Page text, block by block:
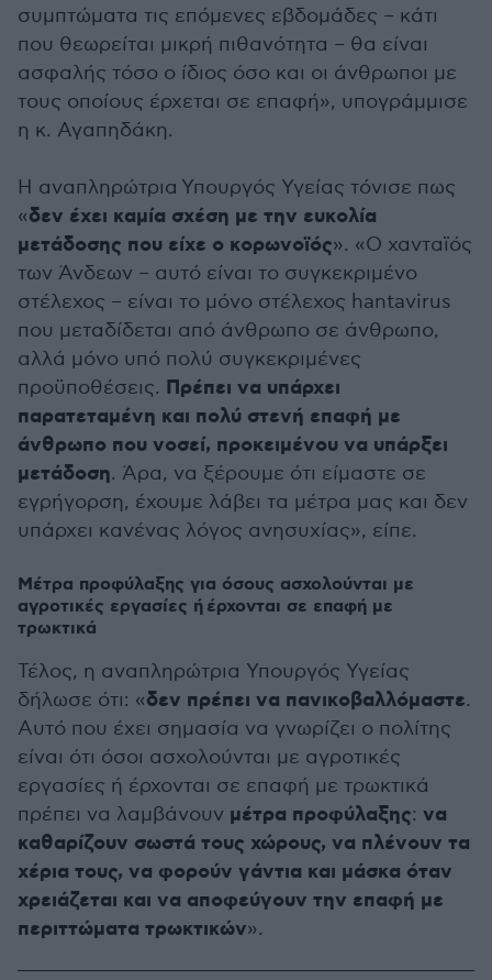
συμπτώματα τις επόμενες εβδομάδες – κάτι
που θεωρείται μικρή πιθανότητα – θα είναι
ασφαλής τόσο ο ίδιος όσο και οι άνθρωποι με
τους οποίους έρχεται σε επαφή», υπογράμμισε
η κ. Αγαπηδάκη.
Η αναπληρώτρια Υπουργός Υγείας τόνισε πως
«δεν έχει καμία σχέση με την ευκολία
μετάδοσης που είχε ο κορωνοϊός». «Ο χανταϊός
των Άνδεων – αυτό είναι το συγκεκριμένο
στέλεχος – είναι το μόνο στέλεχος hantavirus
που μεταδίδεται από άνθρωπο σε άνθρωπο,
αλλά μόνο υπό πολύ συγκεκριμένες
προϋποθέσεις. Πρέπει να υπάρχει
παρατεταμένη και πολύ στενή επαφή με
άνθρωπο που νοσεί, προκειμένου να υπάρξει
μετάδοση. Άρα, να ξέρουμε ότι είμαστε σε
εγρήγορση, έχουμε λάβει τα μέτρα μας και δεν
υπάρχει κανένας λόγος ανησυχίας», είπε.
Μέτρα προφύλαξης για όσους ασχολούνται με
αγροτικές εργασίες ή έρχονται σε επαφή με
τρωκτικά
Τέλος, η αναπληρώτρια Υπουργός Υγείας
δήλωσε ότι: «δεν πρέπει να πανικοβαλλόμαστε.
Αυτό που έχει σημασία να γνωρίζει ο πολίτης
είναι ότι όσοι ασχολούνται με αγροτικές
εργασίες ή έρχονται σε επαφή με τρωκτικά
πρέπει να λαμβάνουν μέτρα προφύλαξης: να
καθαρίζουν σωστά τους χώρους, να πλένουν τα
χέρια τους, να φορούν γάντια και μάσκα όταν
χρειάζεται και να αποφεύγουν την επαφή με
περιττώματα τρωκτικών».